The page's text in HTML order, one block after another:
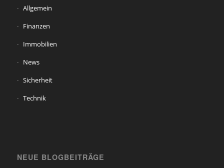
Allgemein
Finanzen
Immobilien
News
Sicherheit
Technik
NEUE BLOGBEITRÄGE